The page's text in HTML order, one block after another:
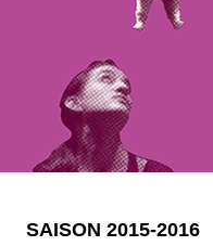
SAISON 2015-2016